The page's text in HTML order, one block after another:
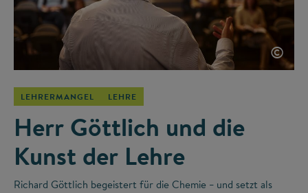
©
LEHRERMANGEL LEHRE
Herr Göttlich und die
Kunst der Lehre
Richard Göttlich begeistert für die Chemie – und setzt als